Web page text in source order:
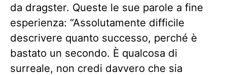
da dragster. Queste le sue parole a fine
esperienza: “Assolutamente difficile
descrivere quanto successo, perché è
bastato un secondo. È qualcosa di
surreale, non credi davvero che sia